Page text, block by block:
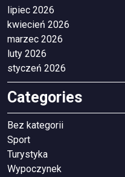
lipiec 2026
kwiecień 2026
marzec 2026
luty 2026
styczeń 2026
Categories
Bez kategorii
Sport
Turystyka
Wypoczynek